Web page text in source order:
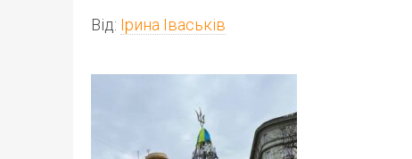
Від: Ірина Іваськів